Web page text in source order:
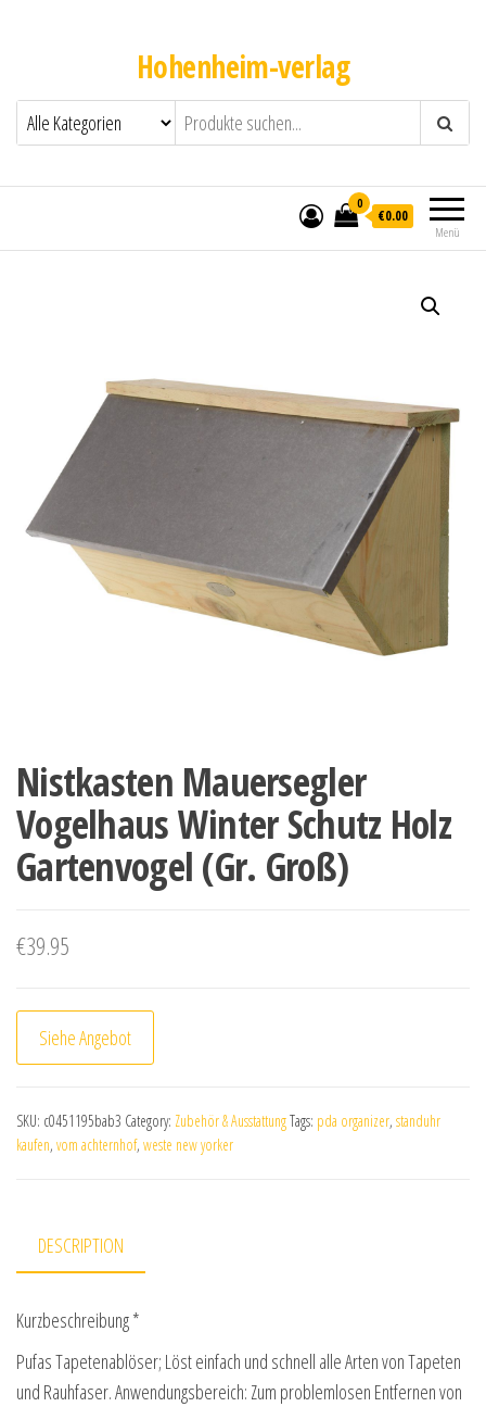
Hohenheim-verlag
Menü
0
€0.00
Nistkasten Mauersegler
Vogelhaus Winter Schutz Holz
Gartenvogel (Gr. Groß)
€39.95
Siehe Angebot
SKU: c0451195bab3 Category: Zubehör & AusstattungTags: pda organizer, standuhr
kaufen, vom achternhof, weste new yorker
DESCRIPTION
Kurzbeschreibung *
Pufas Tapetenablöser; Löst einfach und schnell alle Arten von Tapeten
und Rauhfaser. Anwendungsbereich: Zum problemlosen Entfernen von